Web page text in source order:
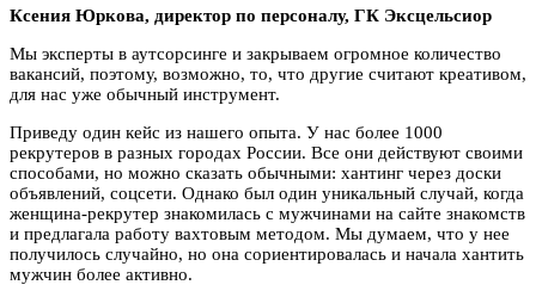
Ксения Юркова, директор по персоналу, ГК Эксцельсиор
Мы эксперты в аутсорсинге и закрываем огромное количество
вакансий, поэтому, возможно, то, что другие считают креативом,
для нас уже обычный инструмент.
Приведу один кейс из нашего опыта. У нас более 1000
рекрутеров в разных городах России. Все они действуют своими
способами, но можно сказать обычными: хантинг через доски
объявлений, соцсети. Однако был один уникальный случай, когда
женщина-рекрутер знакомилась с мужчинами на сайте знакомств
и предлагала работу вахтовым методом. Мы думаем, что у нее
получилось случайно, но она сориентировалась и начала хантить
мужчин более активно.